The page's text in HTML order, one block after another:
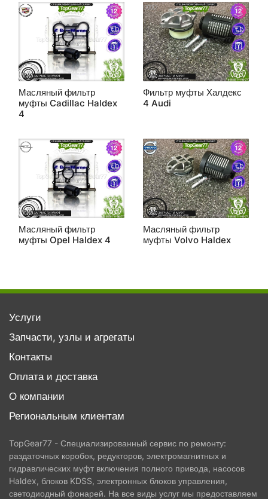
Масляный фильтр
муфты Cadillac Haldex
4
Фильтр муфты Халдекс
4 Audi
Масляный фильтр
муфты Opel Haldex 4
Масляный фильтр
муфты Volvo Haldex
Услуги
Запчасти, узлы и агрегаты
Контакты
Оплата и доставка
О компании
Региональным клиентам
TopGear77 - Специализированный сервис по ремонту:
раздаточных коробок, редукторов, электромагнитных и
гидравлических муфт включения полного привода, насосов
Haldex, блоков KDSS, электронных блоков управления,
светодиодный фонарей. На все виды услуг мы предоставляем